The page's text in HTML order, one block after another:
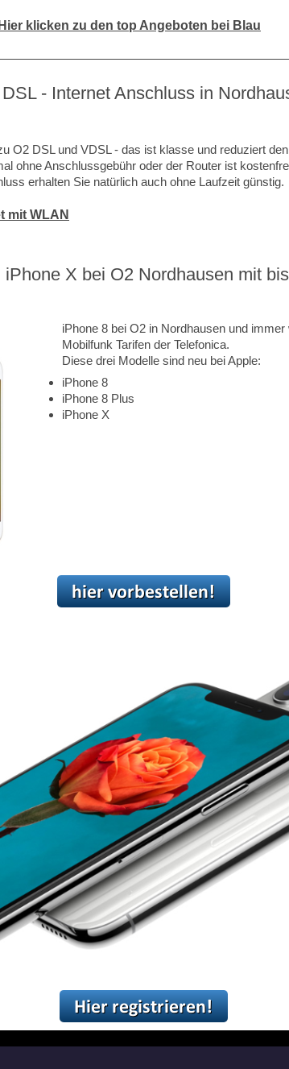
Hier klicken zu den top Angeboten bei Blau
- Internet Anschluss in
O2 DSL und VDSL - das ist klasse und reduziert
ohne Anschlussgebühr oder der Router ist
erhalten Sie natürlich auch ohne Laufzeit günstig.
mit WLAN
X bei O2 Nordhausen mit
iPhone 8 bei O2 in Nordhausen und
Mobilfunk Tarifen der Telefonica.
Diese drei Modelle sind neu bei Apple:
iPhone 8
iPhone 8 Plus
iPhone X